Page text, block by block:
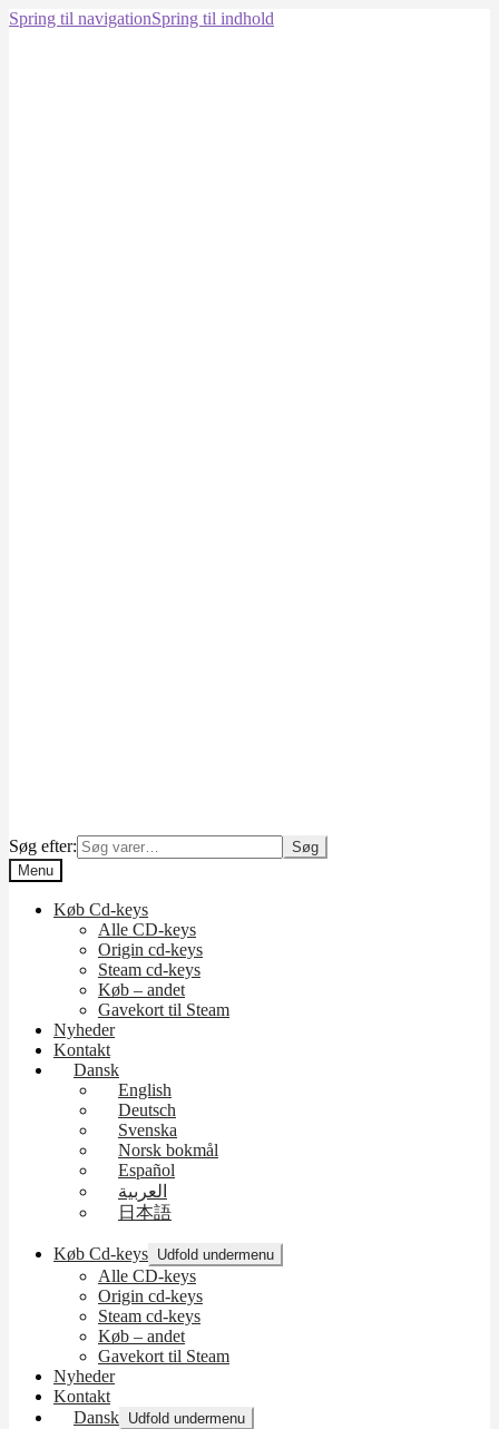
Spring til navigationSpring til indhold
Søg efter:
Søg
Menu
Køb Cd-keys
Alle CD-keys
Origin cd-keys
Steam cd-keys
Køb – andet
Gavekort til Steam
Nyheder
Kontakt
Dansk
English
Deutsch
Svenska
Norsk bokmål
Español
العربية
日本語
Køb Cd-keys Udfold undermenu
Alle CD-keys
Origin cd-keys
Steam cd-keys
Køb – andet
Gavekort til Steam
Nyheder
Kontakt
Dansk Udfold undermenu